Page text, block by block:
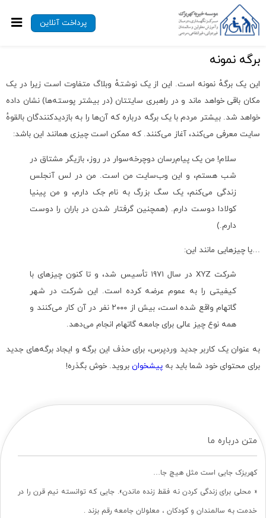
پرداخت آنلاین
برگه نمونه
این یک برگهٔ نمونه است. این از یک نوشتهٔ وبلاگ متفاوت است زیرا در یک
مکان باقی خواهد ماند و در راهبری سایتتان (در بیشتر پوسته‌ها) نشان داده
خواهد شد. بیشتر مردم با یک برگه درباره که آن‌ها را به بازدیدکنندگان بالقوهٔ
سایت معرفی می‌کند، آغاز می‌کنند. که ممکن است چیزی همانند این باشد:
سلام! من یک پیام‌رسان دوچرخه‌سوار در روز، بازیگر مشتاق در
شب هستم، و این وب‌سایت من است. من در لس آنجلس
زندگی می‌کنم، یک سگ بزرگ به نام جک دارم، و من پینیا
کولادا دوست دارم. (همچنین گرفتار شدن در باران را دوست
دارم.)
…یا چیزهایی مانند این:
شرکت XYZ در سال ۱۹۷۱ تأسیس شد، و تا کنون چیزهای با
کیفیتی را به عموم عرضه کرده است. این شرکت در شهر
گاتهام واقع شده است، بیش از ۲۰۰۰ نفر در آن کار می‌کنند و
همه نوع چیز عالی برای جامعه گاتهام انجام می‌دهد.
به عنوان یک کاربر جدید وردپرس، برای حذف این برگه و ایجاد برگه‌های جدید
برای محتوای خود شما باید به پیشخوان بروید. خوش بگذره!
متن درباره ما
کهریزک جایی است مثل هیچ جا…
« محلی برای زندگی کردن نه فقط زنده ماندن». جایی که توانسته نیم قرن را در
خدمت به سالمندان و کودکان ، معلولان جامعه رقم بزند .